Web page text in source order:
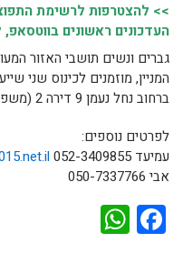
>> להצטרפות לרשימת
העדכונים ראשונים
גברים ונשים תושבי האזור
ברחוב נחל נעמן 9 דירה 2 (משפחת טאוב).
לפרטים נוספים:
עמיעד 052-3409855
אבי 050-7337766
Facebook